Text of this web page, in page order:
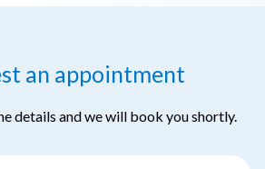
an appointment
details and we will book you shortly.